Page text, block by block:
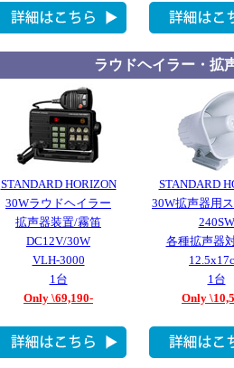
ラウドヘイラー・拡
STANDARD HORIZON
30Wラウドヘイラー
拡声器装置/霧笛
DC12V/30W
VLH-3000
1台
Only \69,190-
STANDARD
30W拡声器用
240SW
各種拡声器
1台
Only